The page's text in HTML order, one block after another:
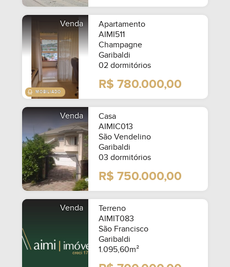
Venda
Apartamento
AIMI511
Champagne
Garibaldi
02 dormitórios
R$ 780.000,00
Venda
Casa
AIMIC013
São Vendelino
Garibaldi
03 dormitórios
R$ 750.000,00
Venda
Terreno
AIMIT083
São Francisco
Garibaldi
1.095,60m²